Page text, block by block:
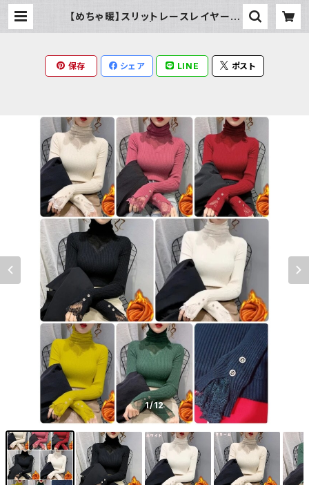
【めちゃ暖】スリットレースレイヤード
保存 シェア LINE ポスト
1/12